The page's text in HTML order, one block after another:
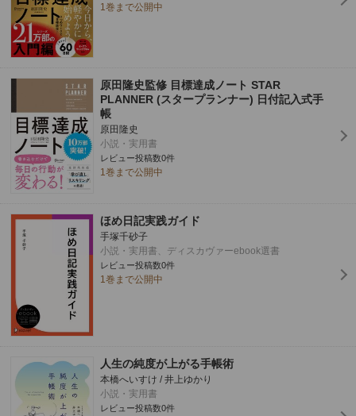
1巻まで公開中
原田隆史監修 目標達成ノート STAR
PLANNER (スタープランナー) 日付記入式手
帳
原田隆史
小説・実用書
レビュー投稿数0件
1巻まで公開中
ほめ日記実践ガイド
手塚千砂子
小説・実用書、ディスカヴァーebook選書
レビュー投稿数0件
1巻まで公開中
人生の純度が上がる手帳術
本橋へいすけ / 井上ゆかり
小説・実用書
レビュー投稿数0件